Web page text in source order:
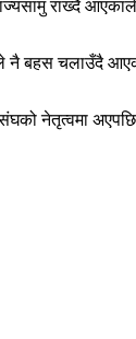
राख्दै आएकाले
नै बहस चलाउँदै
नेतृत्वमा अएपछि